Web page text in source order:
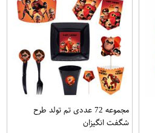
مجموعه 72 عددی تم تولد طرح
شگفت انگیزان